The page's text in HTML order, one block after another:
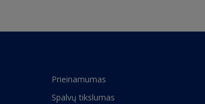
Prieinamumas
Spalvų tikslumas